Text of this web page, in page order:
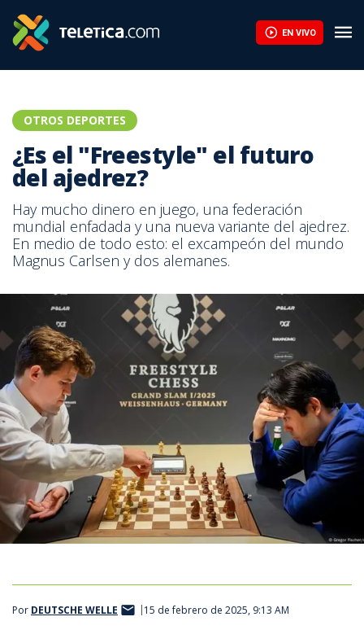
EN VIVO
OTROS DEPORTES
¿Es el "Freestyle" el futuro
del ajedrez?
Hay mucho dinero en juego, una federación
mundial enfadada y una nueva variante del ajedrez.
En medio de todo esto: el excampeón del mundo
Magnus Carlsen y dos alemanes.
Por DEUTSCHE WELLE 15 de febrero de 2025, 9:13 AM